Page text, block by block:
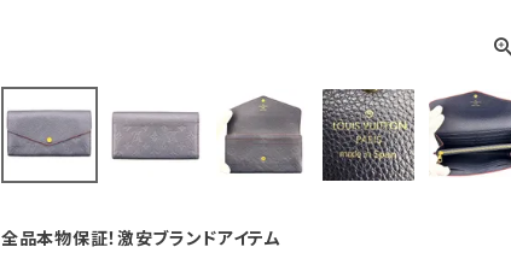
全品本物保証！激安ブランドアイテム